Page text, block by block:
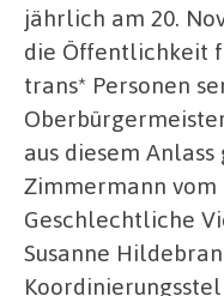
jährlich am 20.
die Öffentlichkeit
trans* Personen
aus diesem
Zimmermann vom
Geschlechtliche
Susanne